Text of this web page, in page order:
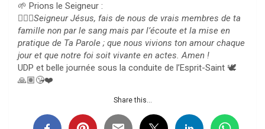
🌱 Prions le Seigneur :
🙇🏻‍♀️Seigneur Jésus, fais de nous de vrais membres de ta
famille non par le sang mais par l’écoute et la mise en
pratique de Ta Parole ; que nous vivions ton amour chaque
jour et que notre foi soit vivante en actes. Amen !
UDP et belle journée sous la conduite de l’Esprit-Saint 🕊️
🙏🏽😘❤️
Share this...